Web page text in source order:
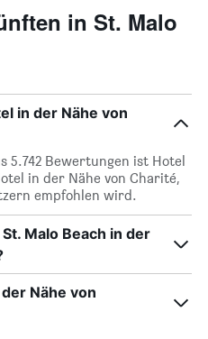
in St. Malo
in der Nähe von
5.742 Bewertungen ist Hotel
in der Nähe von Charité,
empfohlen wird.
Malo Beach in der
Nähe von